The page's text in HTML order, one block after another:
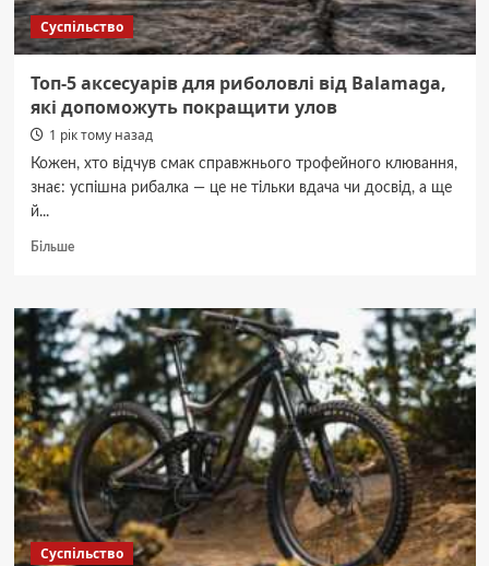
Суспільство
Топ-5 аксесуарів для риболовлі від Balamaga,
які допоможуть покращити улов
1 рік тому назад
Кожен, хто відчув смак справжнього трофейного клювання,
знає: успішна рибалка — це не тільки вдача чи досвід, а ще
й...
БільшеДокладніше
аксесуарів
для
риболовлі
від
Balamaga,
які
допоможуть
покращити
улов
Суспільство